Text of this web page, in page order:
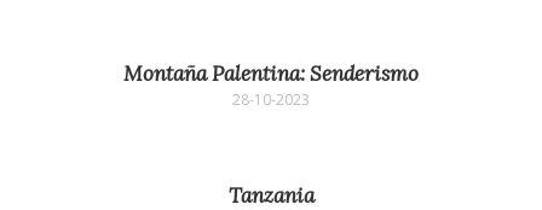
Montaña Palentina: Senderismo
28-10-2023
Tanzania